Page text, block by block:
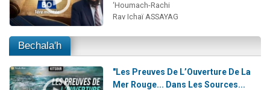
‘Houmach-Rachi
Rav Ichaï ASSAYAG
Bechala'h
"Les Preuves De L’Ouverture De La
Mer Rouge... Dans Les Sources...